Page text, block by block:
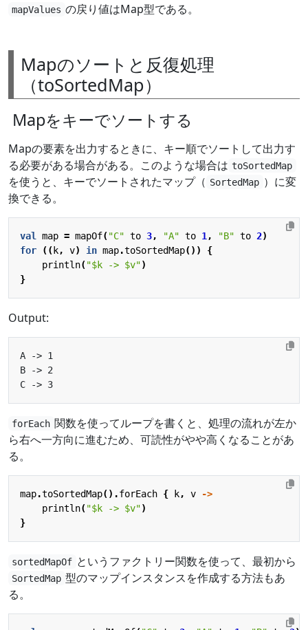
mapValues の戻り値はMap型である。
Mapのソートと反復処理
（toSortedMap）
Mapをキーでソートする
Mapの要素を出力するときに、キー順でソートして出力す
る必要がある場合がある。このような場合は toSortedMap
を使うと、キーでソートされたマップ（ SortedMap ）に変
換できる。
val map = mapOf("C" to 3, "A" to 1 , "B" to 2)
for
(( k, v) in map.toSortedMap())
{
println("$k -> $v")
}
Output:
forEach 関数を使ってループを書くと、処理の流れが左か
ら右へ一方向に進むため、可読性がやや高くなることがあ
る。
map.toSortedMap().forEach { k, v
->
println("$k -> $v")
}
sortedMapOf というファクトリー関数を使って、最初から
SortedMap 型のマップインスタンスを作成する方法もあ
る。